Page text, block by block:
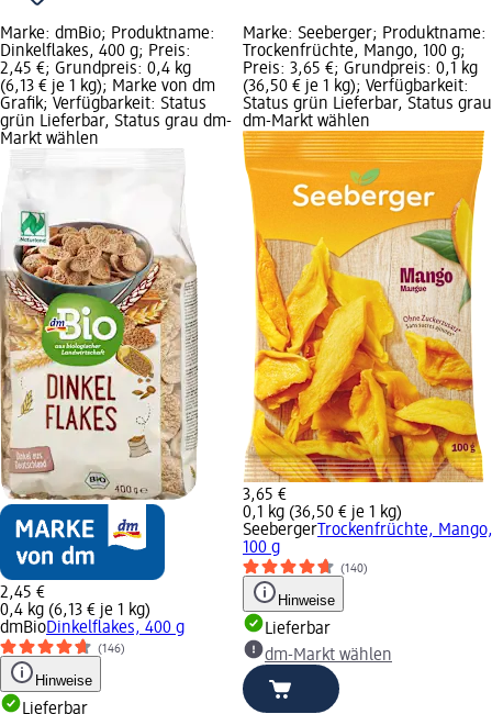
Marke: dmBio; Produktname:
Dinkelflakes, 400 g; Preis:
2,45 €; Grundpreis: 0,4 kg
(6,13 € je 1 kg); Marke von dm
Grafik; Verfügbarkeit: Status
grün Lieferbar, Status grau dm-
Markt wählen
2,45 €
0,4 kg (6,13 € je 1 kg)
dmBioDinkelflakes, 400 g
(146)
Hinweise
Lieferbar
Marke: Seeberger; Produktname:
Trockenfrüchte, Mango, 100 g;
Preis: 3,65 €; Grundpreis: 0,1 kg
(36,50 € je 1 kg); Verfügbarkeit:
Status grün Lieferbar, Status grau
dm-Markt wählen
3,65 €
0,1 kg (36,50 € je 1 kg)
SeebergerTrockenfrüchte, Mango,
100 g
(140)
Hinweise
Lieferbar
dm-Markt wählen